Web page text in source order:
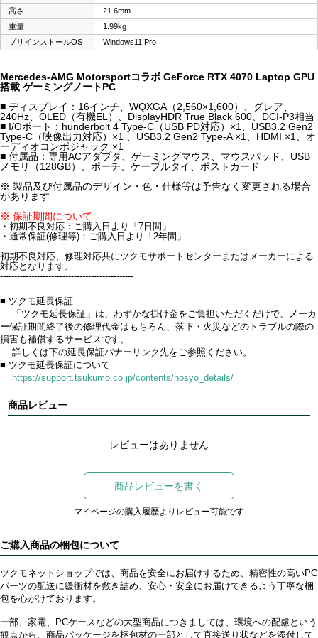
高さ
21.6mm
重量
1.99kg
プリインストールOS
Windows11 Pro
Mercedes-AMG Motorsportコラボ GeForce RTX 4070 Laptop GPU
搭載 ゲーミングノートPC
■ ディスプレイ：16インチ、WQXGA（2,560×1,600）、グレア、
240Hz、OLED（有機EL）、DisplayHDR True Black 600、DCI-P3相当
■ I/Oポート：hunderbolt 4 Type-C（USB PD対応）×1、USB3.2 Gen2
Type-C（映像出力対応）×1 、USB3.2 Gen2 Type-A ×1、HDMI ×1、オ
ーディオコンボジャック ×1
■ 付属品：専用ACアダプタ、ゲーミングマウス、マウスパッド、USB
メモリ（128GB）、ポーチ、ケーブルタイ、ポストカード
※ 製品及び付属品のデザイン・色・仕様等は予告なく変更される場合
があります
※ 保証期間について
・初期不良対応：ご購入日より「7日間」
・通常保証(修理等)：ご購入日より「2年間」
初期不良対応、修理対応共にツクモサポートセンターまたはメーカーによる
対応となります。
-----------------------------------------------
■ ツクモ延長保証
「ツクモ延長保証」は、わずかな掛け金をご負担いただくだけで、メーカ
ー保証期間終了後の修理代金はもちろん、落下・火災などのトラブルの際の
損害も補償するサービスです。
詳しくは下の延長保証バナーリンク先をご参照ください。
■ ツクモ延長保証について
https://support.tsukumo.co.jp/contents/hosyo_details/
商品レビュー
レビューはありません
商品レビューを書く
マイページの購入履歴よりレビュー可能です
ご購入商品の梱包について
ツクモネットショップでは、商品を安全にお届けするため、精密性の高いPC
パーツの配送に緩衝材を敷き詰め、安心・安全にお届けできるよう丁寧な梱
包を心がけております。
一部、家電、PCケースなどの大型商品につきましては、環境への配慮という
観点から、商品パッケージを梱包材の一部として直接送り状などを添付して